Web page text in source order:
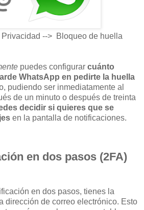
--> Bloqueo de huella
puedes configurar cuánto
WhatsApp en pedirte la huella
pudiendo ser inmediatamente al
de un minuto o después de treinta
decidir si quieres que se
en la pantalla de notificaciones.
en dos pasos (2FA)
en dos pasos, tienes la
dirección de correo electrónico. Esto